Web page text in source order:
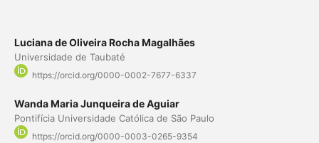
Luciana de Oliveira Rocha Magalhães
Universidade de Taubaté
https://orcid.org/0000-0002-7677-6337
Wanda Maria Junqueira de Aguiar
Pontifícia Universidade Católica de São Paulo
https://orcid.org/0000-0003-0265-9354